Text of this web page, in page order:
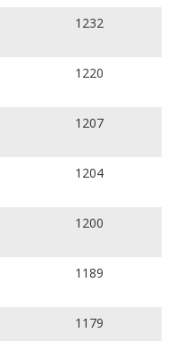
1232
1220
1207
1204
1200
1189
1179